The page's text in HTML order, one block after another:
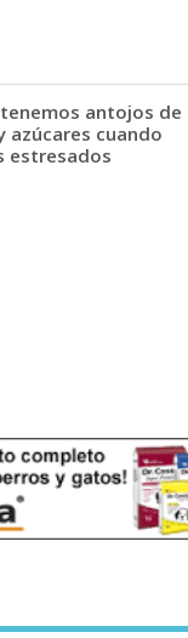
antojos de
azúcares cuando
estresados